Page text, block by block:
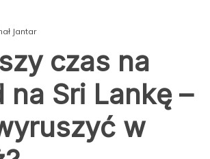
Jantar
czas na
na Sri Lankę –
w